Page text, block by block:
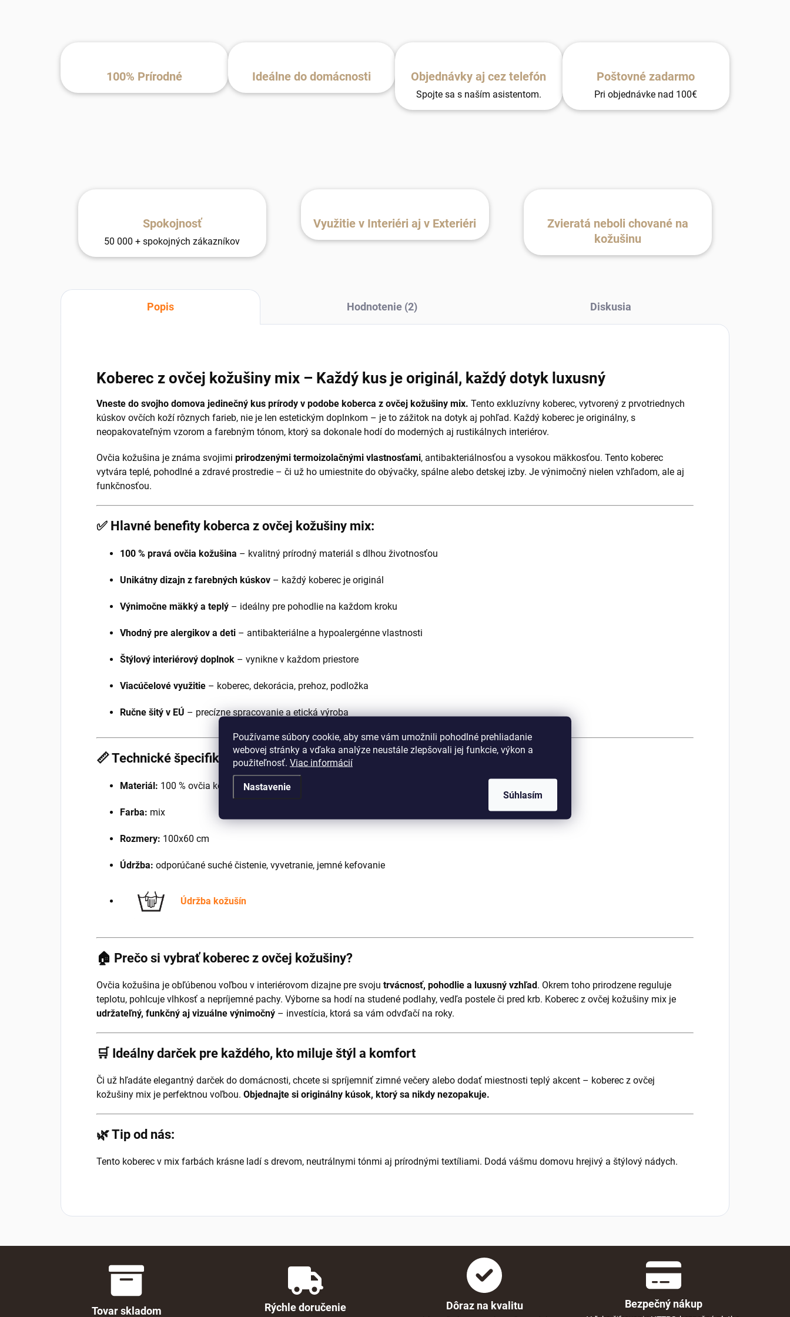
Používame súbory cookie, aby sme vám umožnili pohodlné prehliadanie
webovej stránky a vďaka analýze neustále zlepšovali jej funkcie, výkon a
použiteľnosť. Viac informácií
Nastavenie
Súhlasím
100% Prírodné Ideálne do domácnosti Objednávky aj cez telefón
Spojte sa s naším asistentom.
Poštovné zadarmo
Pri objednávke nad 100€
Spokojnosť
50 000 + spokojných zákazníkov
Využitie v Interiéri aj v Exteriéri
Zvieratá neboli chované na
kožušinu
Popis Hodnotenie (2) Diskusia
Koberec z ovčej kožušiny mix – Každý kus je originál, každý dotyk luxusný
Vneste do svojho domova jedinečný kus prírody v podobe koberca z ovčej kožušiny mix. Tento exkluzívny koberec, vytvorený z prvotriednych
kúskov ovčích koží rôznych farieb, nie je len estetickým doplnkom – je to zážitok na dotyk aj pohľad. Každý koberec je originálny, s
neopakovateľným vzorom a farebným tónom, ktorý sa dokonale hodí do moderných aj rustikálnych interiérov.
Ovčia kožušina je známa svojimi prirodzenými termoizolačnými vlastnosťami, antibakteriálnosťou a vysokou mäkkosťou. Tento koberec
vytvára teplé, pohodlné a zdravé prostredie – či už ho umiestnite do obývačky, spálne alebo detskej izby. Je výnimočný nielen vzhľadom, ale aj
funkčnosťou.
✅ Hlavné benefity koberca z ovčej kožušiny mix:
100 % pravá ovčia kožušina – kvalitný prírodný materiál s dlhou životnosťou
Unikátny dizajn z farebných kúskov – každý koberec je originál
Výnimočne mäkký a teplý – ideálny pre pohodlie na každom kroku
Vhodný pre alergikov a deti – antibakteriálne a hypoalergénne vlastnosti
Štýlový interiérový doplnok – vynikne v každom priestore
Viacúčelové využitie – koberec, dekorácia, prehoz, podložka
Ručne šitý v EÚ – precízne spracovanie a etická výroba
📏 Technické špecifikácie:
Materiál: 100 % ovčia kožušina
Farba: mix
Rozmery: 100x60 cm
Údržba: odporúčané suché čistenie, vyvetranie, jemné kefovanie
Údržba kožušín
🏠 Prečo si vybrať koberec z ovčej kožušiny?
Ovčia kožušina je obľúbenou voľbou v interiérovom dizajne pre svoju trvácnosť, pohodlie a luxusný vzhľad. Okrem toho prirodzene reguluje
teplotu, pohlcuje vlhkosť a nepríjemné pachy. Výborne sa hodí na studené podlahy, vedľa postele či pred krb. Koberec z ovčej kožušiny mix je
udržateľný, funkčný aj vizuálne výnimočný – investícia, ktorá sa vám odvďačí na roky.
🛒 Ideálny darček pre každého, kto miluje štýl a komfort
Či už hľadáte elegantný darček do domácnosti, chcete si spríjemniť zimné večery alebo dodať miestnosti teplý akcent – koberec z ovčej
kožušiny mix je perfektnou voľbou. Objednajte si originálny kúsok, ktorý sa nikdy nezopakuje.
🌿 Tip od nás:
Tento koberec v mix farbách krásne ladí s drevom, neutrálnymi tónmi aj prírodnými textíliami. Dodá vášmu domovu hrejivý a štýlový nádych.
Tovar skladom Rýchle doručenie Dôraz na kvalitu Bezpečný nákup